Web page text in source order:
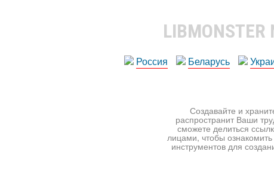
LIBMONSTER
Россия Беларусь
Создавайте и
распространит Ваши
сможете делиться
лицами, чтобы
инструментов для